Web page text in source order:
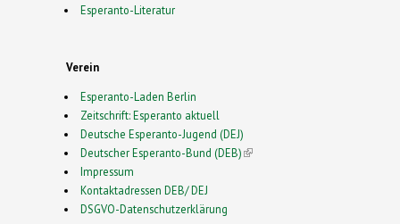
Esperanto-Literatur
Verein
Esperanto-Laden Berlin
Zeitschrift: Esperanto aktuell
Deutsche Esperanto-Jugend (DEJ)
Deutscher Esperanto-Bund (DEB)(link is external)
Impressum
Kontaktadressen DEB/ DEJ
DSGVO-Datenschutzerklärung